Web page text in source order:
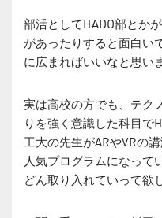
部活としてHADO部とか
があったりすると面白い
に広まればいいなと思い
実は高校の方でも、テク
りを強く意識した科目で
工大の先生がARやVRの
人気プログラムになって
どん取り入れていって欲